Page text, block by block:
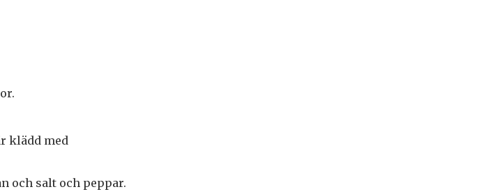
klädd med
och salt och peppar.